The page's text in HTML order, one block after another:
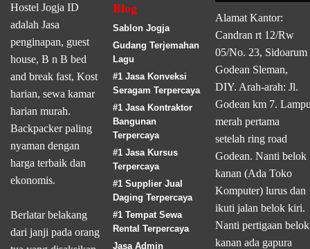
Hostel Jogja ID
adalah Jasa
penginapan, guest
house, B n B bed
and break fast, Kost
harian, sewa kamar
harian murah.
Backpacker paling
nyaman dengan
harga terbaik dan
ekonomis.
Berlatar belakang
dari janji pada orang
Blog
Sablon Jogja
Gudang Terjemahan
Lagu
#1 Jasa Konveksi
Seragam Terpercaya
#1 Jasa Kontraktor
Bangunan
Terpercaya
#1 Jasa Kursus
Terpercaya
#1 Supplier Jual
Daging Terpercaya
#1 Tempat Sewa
Rental Terpercaya
Jasa Admin
Alamat Kantor:
Candran rt 12/Rw
05/No. 23, Sidoarum
Godean Sleman,
DIY. Arah-arah: Jl.
Godean km 7.
merah pertama
setelah ring road
Godean. Nanti belok
kanan (Ada Toko
Komputer) lurus dan
ikuti jalan belok kiri.
Nanti pertigaan belok
kanan ada gapura